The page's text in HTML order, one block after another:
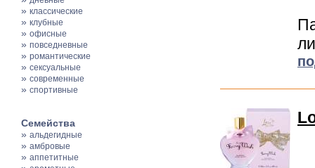
» классические
» клубные
» офисные
» повседневные
» романтические
» сексуальные
» современные
» спортивные
Семейства
» альдегидные
» амбровые
» аппетитные